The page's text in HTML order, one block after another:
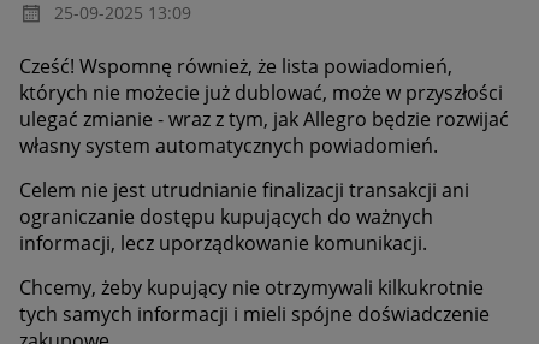
‎25-09-2025 13:09
Cześć! Wspomnę również, że lista powiadomień,
których nie możecie już dublować, może w przyszłości
ulegać zmianie - wraz z tym, jak Allegro będzie rozwijać
własny system automatycznych powiadomień.
Celem nie jest utrudnianie finalizacji transakcji ani
ograniczanie dostępu kupujących do ważnych
informacji, lecz uporządkowanie komunikacji.
Chcemy, żeby kupujący nie otrzymywali kilkukrotnie
tych samych informacji i mieli spójne doświadczenie